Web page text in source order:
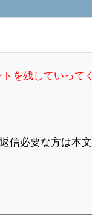
を残していって
信必要な方は本